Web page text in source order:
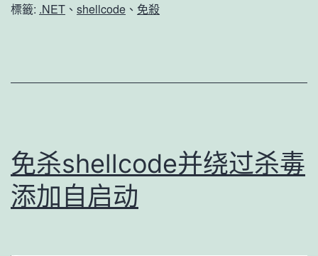
標籤: .NET 、 shellcode 、 免殺
免杀shellcode并绕过杀毒
添加自启动